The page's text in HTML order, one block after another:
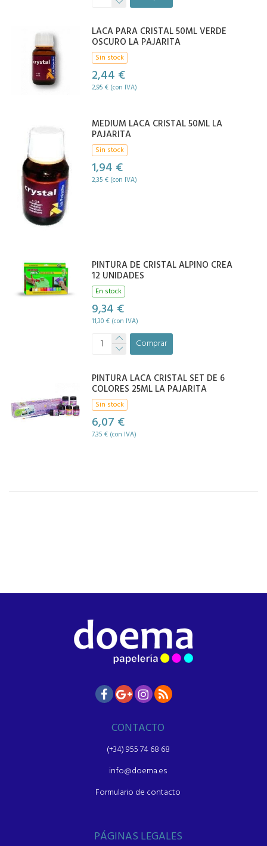
LACA PARA CRISTAL 50ML VERDE
OSCURO LA PAJARITA
Sin stock
2,44 €
2,95 € (con IVA)
MEDIUM LACA CRISTAL 50ML LA
PAJARITA
Sin stock
1,94 €
2,35 € (con IVA)
PINTURA DE CRISTAL ALPINO CREA
12 UNIDADES
En stock
9,34 €
11,30 € (con IVA)
Comprar
PINTURA LACA CRISTAL SET DE 6
COLORES 25ML LA PAJARITA
Sin stock
6,07 €
7,35 € (con IVA)
CONTACTO
(+34) 955 74 68 68
info@doema.es
Formulario de contacto
PÁGINAS LEGALES